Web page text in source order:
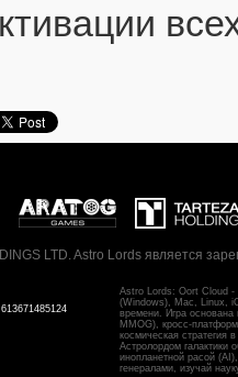
LTD. Astro Lords является
Astro Lords: Oort Cloud -
(Windows), Mac, Linux,
времени. Игра основана
MMOG), кросс-
космическая стратегия
Астролордом галактики
инопланетной расой
генералами, изучай